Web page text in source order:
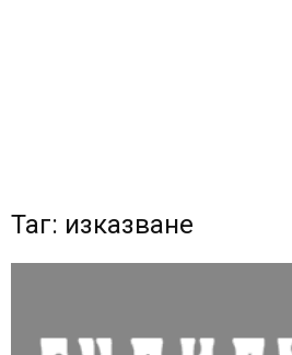
Таг: изказване